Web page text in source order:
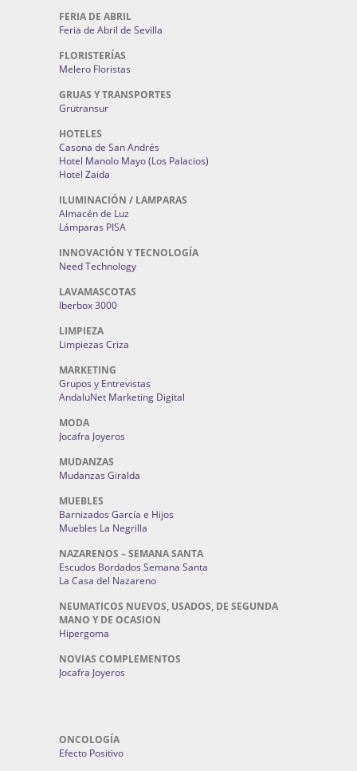
FERIA DE ABRIL
Feria de Abril de Sevilla
FLORISTERÍAS
Melero Floristas
GRUAS Y TRANSPORTES
Grutransur
HOTELES
Casona de San Andrés
Hotel Manolo Mayo (Los Palacios)
Hotel Zaida
ILUMINACIÓN / LAMPARAS
Almacén de Luz
Lámparas PISA
INNOVACIÓN Y TECNOLOGÍA
Need Technology
LAVAMASCOTAS
Iberbox 3000
LIMPIEZA
Limpiezas Criza
MARKETING
Grupos y Entrevistas
AndaluNet Marketing Digital
MODA
Jocafra Joyeros
MUDANZAS
Mudanzas Giralda
MUEBLES
Barnizados García e Hijos
Muebles La Negrilla
NAZARENOS – SEMANA SANTA
Escudos Bordados Semana Santa
La Casa del Nazareno
NEUMATICOS NUEVOS, USADOS, DE SEGUNDA
MANO Y DE OCASION
Hipergoma
NOVIAS COMPLEMENTOS
Jocafra Joyeros
ONCOLOGÍA
Efecto Positivo